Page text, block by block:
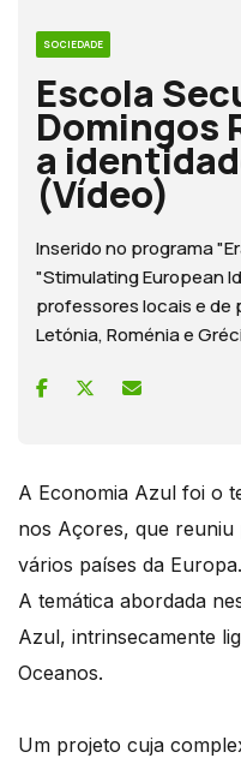
SOCIEDADE
Escola
Domingos
a
(Vídeo)
Inserido no programa
"Stimulating European
professores locais e de
Letónia, Roménia e
A Economia Azul foi o
nos Açores, que
vários países da Europa.
A temática abordada
Azul, intrinsecamente
Oceanos.
Um projeto cuja